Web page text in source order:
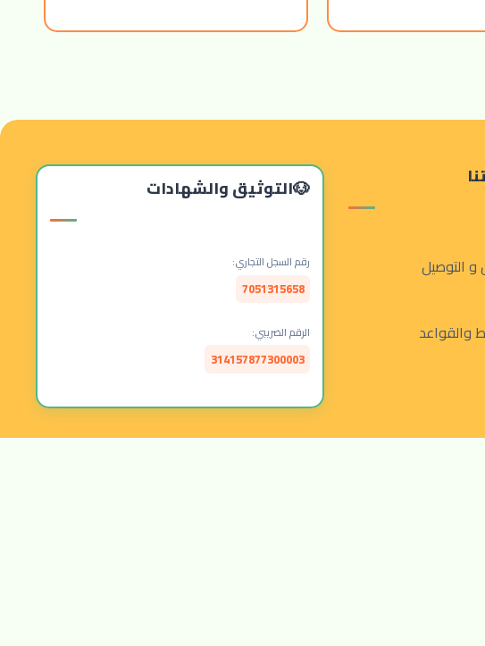
و التوصيل
والقواعد
التوثيق والشهادات
رقم السجل التجاري:
7051315658
الرقم الضريبي:
314157877300003